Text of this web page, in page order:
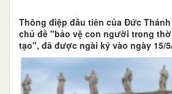
Thông điệp đầu tiên của Đức Thánh
chủ đề "bảo vệ con người trong
tạo", đã được ngài ký vào ngày 15/